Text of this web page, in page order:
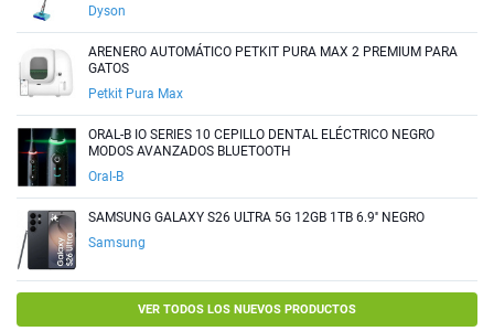
Dyson
ARENERO AUTOMÁTICO PETKIT PURA MAX 2 PREMIUM PARA
GATOS
Petkit Pura Max
ORAL-B IO SERIES 10 CEPILLO DENTAL ELÉCTRICO NEGRO
MODOS AVANZADOS BLUETOOTH
Oral-B
SAMSUNG GALAXY S26 ULTRA 5G 12GB 1TB 6.9'' NEGRO
Samsung
VER TODOS LOS NUEVOS PRODUCTOS